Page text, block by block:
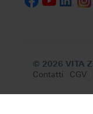
© 2026 VITA
Contatti CGV